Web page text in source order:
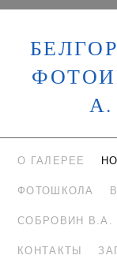
О ГАЛЕРЕЕ
ФОТОШКОЛА
СОБРОВИН В.А.
КОНТАКТЫ